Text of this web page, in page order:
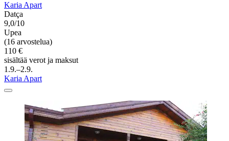
Karia Apart
Datça
9,0/10
Upea
(16 arvostelua)
110 €
sisältää verot ja maksut
1.9.–2.9.
Karia Apart